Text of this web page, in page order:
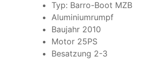
Typ: Barro-Boot MZB
Aluminiumrumpf
Baujahr 2010
Motor 25PS
Besatzung 2-3